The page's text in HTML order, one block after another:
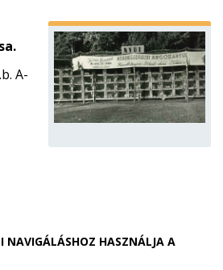
A-
HASZNÁLJA A